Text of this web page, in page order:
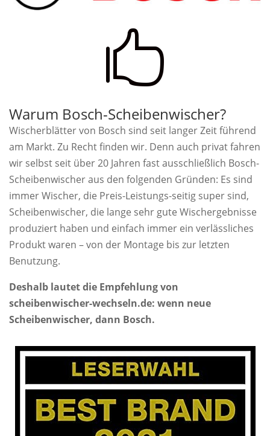

Warum Bosch-Scheibenwischer?
Wischerblätter von Bosch sind seit langer Zeit führend
am Markt. Zu Recht finden wir. Denn auch privat fahren
wir selbst seit über 20 Jahren fast ausschließlich Bosch-
Scheibenwischer aus den folgenden Gründen: Es sind
immer Wischer, die Preis-Leistungs-seitig super sind,
Scheibenwischer, die lange sehr gute Wischergebnisse
produziert haben und einfach immer ein verlässliches
Produkt waren – von der Montage bis zur letzten
Benutzung.
Deshalb lautet die Empfehlung von
scheibenwischer-wechseln.de: wenn neue
Scheibenwischer, dann Bosch.